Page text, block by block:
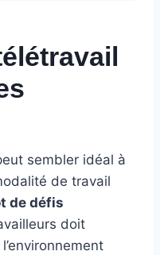
sembler idéal à
de travail
de défis
doit